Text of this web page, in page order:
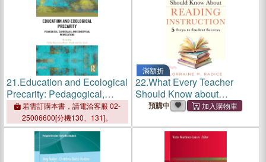
21.Education and Ecological
Precarity: Pedagogical,
Curricular, and Conceptual
Provocations
若需訂購本書，請電洽客服 02-
25006600[分機130、131]。
滿額折
22.What Every Teacher
Should Know about
Reading Instruction: Five
(Create Stronger Readers
with Effective Literacy
預購中